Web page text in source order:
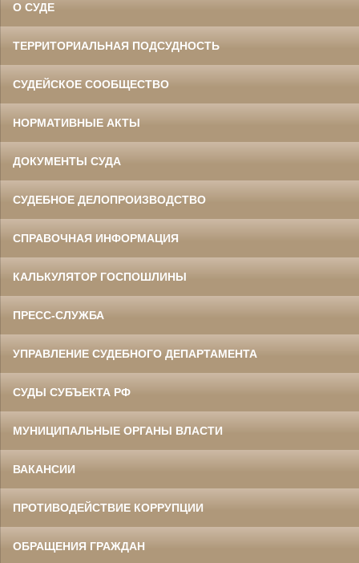
О СУДЕ
ТЕРРИТОРИАЛЬНАЯ ПОДСУДНОСТЬ
СУДЕЙСКОЕ СООБЩЕСТВО
НОРМАТИВНЫЕ АКТЫ
ДОКУМЕНТЫ СУДА
СУДЕБНОЕ ДЕЛОПРОИЗВОДСТВО
СПРАВОЧНАЯ ИНФОРМАЦИЯ
КАЛЬКУЛЯТОР ГОСПОШЛИНЫ
ПРЕСС-СЛУЖБА
УПРАВЛЕНИЕ СУДЕБНОГО ДЕПАРТАМЕНТА
СУДЫ СУБЪЕКТА РФ
МУНИЦИПАЛЬНЫЕ ОРГАНЫ ВЛАСТИ
ВАКАНСИИ
ПРОТИВОДЕЙСТВИЕ КОРРУПЦИИ
ОБРАЩЕНИЯ ГРАЖДАН